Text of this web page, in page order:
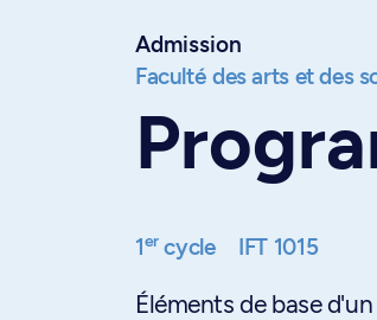
Admission
Faculté des arts et des
1ercycle IFT 1015
Éléments de base